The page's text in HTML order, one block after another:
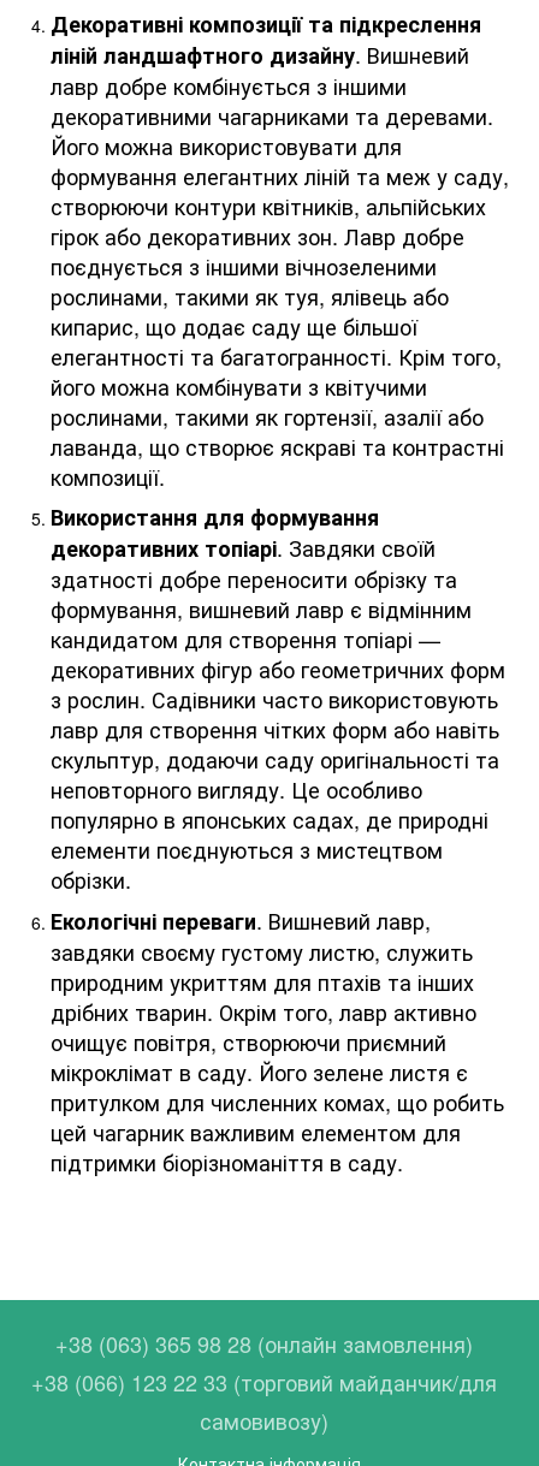
Декоративні композиції та підкреслення
ліній ландшафтного дизайну. Вишневий
лавр добре комбінується з іншими
декоративними чагарниками та деревами.
Його можна використовувати для
формування елегантних ліній та меж у саду,
створюючи контури квітників, альпійських
гірок або декоративних зон. Лавр добре
поєднується з іншими вічнозеленими
рослинами, такими як туя, ялівець або
кипарис, що додає саду ще більшої
елегантності та багатогранності. Крім того,
його можна комбінувати з квітучими
рослинами, такими як гортензії, азалії або
лаванда, що створює яскраві та контрастні
композиції.
Використання для формування
декоративних топіарі. Завдяки своїй
здатності добре переносити обрізку та
формування, вишневий лавр є відмінним
кандидатом для створення топіарі —
декоративних фігур або геометричних форм
з рослин. Садівники часто використовують
лавр для створення чітких форм або навіть
скульптур, додаючи саду оригінальності та
неповторного вигляду. Це особливо
популярно в японських садах, де природні
елементи поєднуються з мистецтвом
обрізки.
Екологічні переваги. Вишневий лавр,
завдяки своєму густому листю, служить
природним укриттям для птахів та інших
дрібних тварин. Окрім того, лавр активно
очищує повітря, створюючи приємний
мікроклімат в саду. Його зелене листя є
притулком для численних комах, що робить
цей чагарник важливим елементом для
підтримки біорізноманіття в саду.
+38 (063) 365 98 28 (онлайн замовлення)
+38 (066) 123 22 33 (торговий майданчик/для
самовивозу)